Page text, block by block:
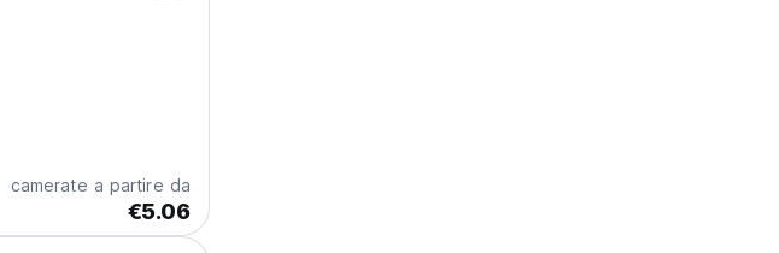
camerate a partire da
€5.06